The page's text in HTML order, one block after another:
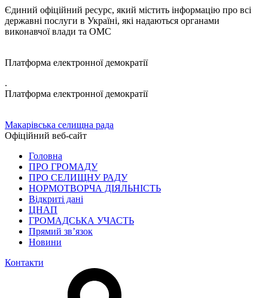
Єдиний офіційний ресурс, який містить інформацію про всі
державні послуги в Україні, які надаються органами
виконавчої влади та ОМС
Платформа електронної демократії
.
Платформа електронної демократії
Макарівська селищна рада
Офіційний веб-сайт
Головна
ПРО ГРОМАДУ
ПРО СЕЛИЩНУ РАДУ
НОРМОТВОРЧА ДІЯЛЬНІСТЬ
Відкриті дані
ЦНАП
ГРОМАДСЬКА УЧАСТЬ
Прямий зв’язок
Новини
Контакти